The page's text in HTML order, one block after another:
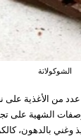
الشوكولاتة
من الأغذية على
الشهية على
وغني بالدهون،